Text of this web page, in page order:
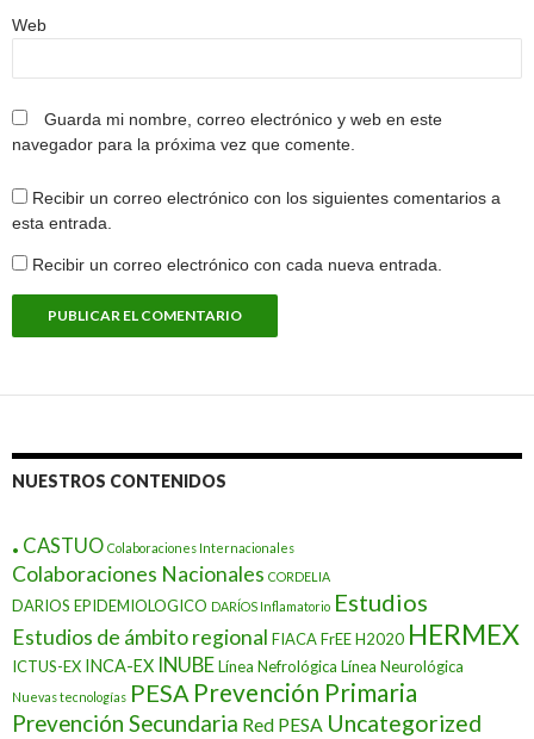
Web
Guarda mi nombre, correo electrónico y web en este
navegador para la próxima vez que comente.
Recibir un correo electrónico con los siguientes comentarios a
esta entrada.
Recibir un correo electrónico con cada nueva entrada.
NUESTROS CONTENIDOS
. CASTUO Colaboraciones Internacionales
Colaboraciones Nacionales CORDELIA
DARIOS EPIDEMIOLOGICO DARÍOS Inflamatorio Estudios
Estudios de ámbito regional FIACAFrEEH2020 HERMEX
ICTUS-EX INCA-EX INUBELínea Nefrológica Línea Neurológica
Nuevas tecnologías PESA Prevención Primaria
Prevención Secundaria Red PESA Uncategorized